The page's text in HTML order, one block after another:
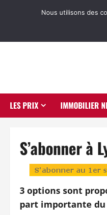
LES PRIX IMMOBILIER
S’abonner à
3 options sont
part importante du
Nous utilisons des